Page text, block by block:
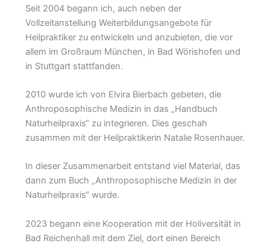
Seit 2004 begann ich, auch neben der
Vollzeitanstellung Weiterbildungsangebote für
Heilpraktiker zu entwickeln und anzubieten, die vor
allem im Großraum München, in Bad Wörishofen und
in Stuttgart stattfanden.
2010 wurde ich von Elvira Bierbach gebeten, die
Anthroposophische Medizin in das „Handbuch
Naturheilpraxis“ zu integrieren. Dies geschah
zusammen mit der Heilpraktikerin Natalie Rosenhauer.
In dieser Zusammenarbeit entstand viel Material, das
dann zum Buch „Anthroposophische Medizin in der
Naturheilpraxis“ wurde.
2023 begann eine Kooperation mit der Holiversität in
Bad Reichenhall mit dem Ziel, dort einen Bereich